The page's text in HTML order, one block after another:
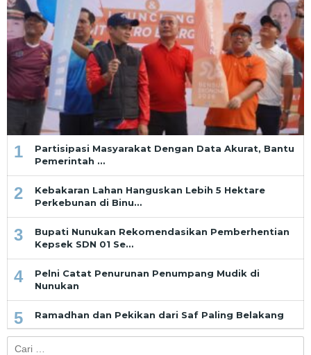
1
Partisipasi Masyarakat Dengan Data Akurat, Bantu
Pemerintah …
2
Kebakaran Lahan Hanguskan Lebih 5 Hektare
Perkebunan di Binu…
3
Bupati Nunukan Rekomendasikan Pemberhentian
Kepsek SDN 01 Se…
4
Pelni Catat Penurunan Penumpang Mudik di
Nunukan
5 Ramadhan dan Pekikan dari Saf Paling Belakang